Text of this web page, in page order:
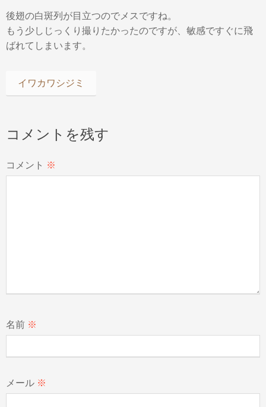
後翅の白斑列が目立つのでメスですね。
もう少しじっくり撮りたかったのですが、敏感ですぐに飛
ばれてしまいます。
イワカワシジミ
コメントを残す
コメント ※
名前 ※
メール ※